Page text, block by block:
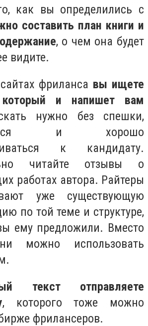
как вы определились с
составить план книги и
, о чем она будет
видите.
фриланса вы ищете
который и напишет вам
нужно без спешки,
и хорошо
к кандидату.
читайте отзывы о
работах автора. Райтеры
уже существующую
по той теме и структуре,
ему предложили. Вместо
можно использовать
текст отправляете
, которого тоже можно
фрилансеров.